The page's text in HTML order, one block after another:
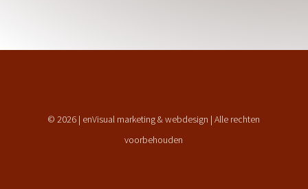
© 2026 | enVisual marketing & webdesign | Alle rechten
voorbehouden